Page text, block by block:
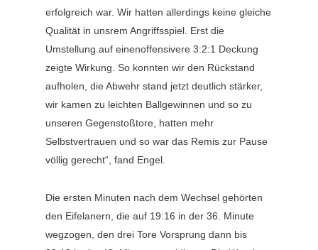
erfolgreich war. Wir hatten allerdings keine gleiche
Qualität in unsrem Angriffsspiel. Erst die
Umstellung auf einenoffensivere 3:2:1 Deckung
zeigte Wirkung. So konnten wir den Rückstand
aufholen, die Abwehr stand jetzt deutlich stärker,
wir kamen zu leichten Ballgewinnen und so zu
unseren Gegenstoßtore, hatten mehr
Selbstvertrauen und so war das Remis zur Pause
völlig gerecht“, fand Engel.
Die ersten Minuten nach dem Wechsel gehörten
den Eifelanern, die auf 19:16 in der 36. Minute
wegzogen, den drei Tore Vorsprung dann bis